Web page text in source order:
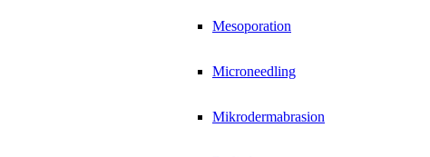
Mesoporation
Microneedling
Mikrodermabrasion